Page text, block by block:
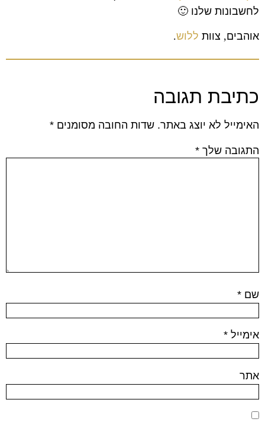
לחשבונות שלנו 🙂
אוהבים, צוות ללוש.
כתיבת תגובה
האימייל לא יוצג באתר. שדות החובה מסומנים *
התגובה שלך *
שם *
אימייל *
אתר